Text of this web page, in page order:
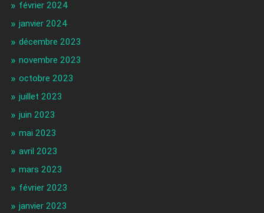
février 2024
janvier 2024
décembre 2023
novembre 2023
octobre 2023
juillet 2023
juin 2023
mai 2023
avril 2023
mars 2023
février 2023
janvier 2023